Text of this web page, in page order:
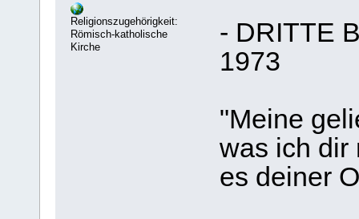
Religionszugehörigkeit:
Römisch-katholische
Kirche
- DRITTE
1973
"Meine
was ich dir
es deiner